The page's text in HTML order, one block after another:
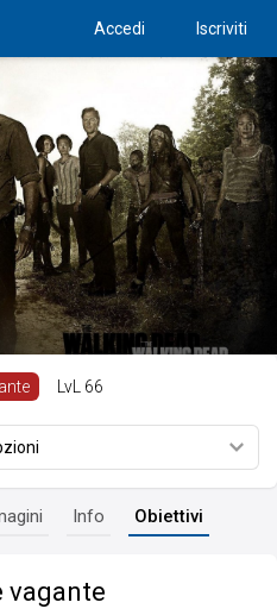
Accedi Iscriviti
LvL 66
Info Obiettivi
vagante